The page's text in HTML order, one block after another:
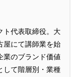
ト代表取締役。大
屋にて講師業を始
業のブランド価値
して階層別・業種